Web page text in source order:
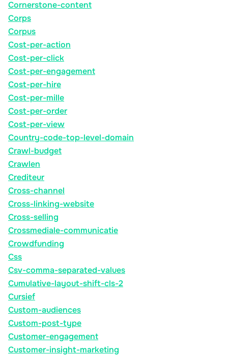
Cornerstone-content
Corps
Corpus
Cost-per-action
Cost-per-click
Cost-per-engagement
Cost-per-hire
Cost-per-mille
Cost-per-order
Cost-per-view
Country-code-top-level-domain
Crawl-budget
Crawlen
Crediteur
Cross-channel
Cross-linking-website
Cross-selling
Crossmediale-communicatie
Crowdfunding
Css
Csv-comma-separated-values
Cumulative-layout-shift-cls-2
Cursief
Custom-audiences
Custom-post-type
Customer-engagement
Customer-insight-marketing